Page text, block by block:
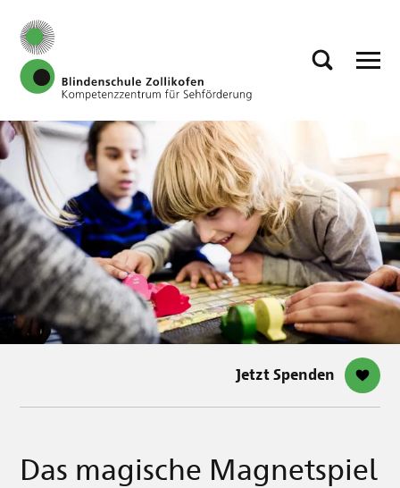
Jetzt Spenden
Das magische Magnetspiel